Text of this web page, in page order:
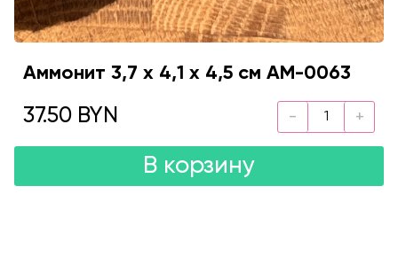
Аммонит 3,7 х 4,1 х 4,5 см AM-0063
37.50 BYN
В корзину